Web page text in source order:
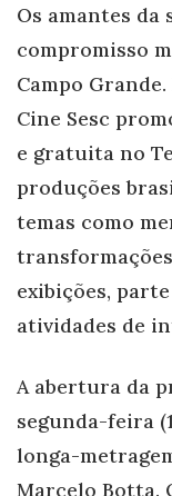
Os amantes
compromisso
Campo
Cine Sesc
e gratuita no
produções
temas como
exibições,
atividades de
A abertura da
segunda-feira
longa-
Marcelo Botta.